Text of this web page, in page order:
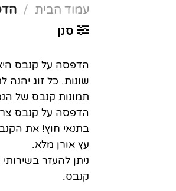
עמוד הבית /
סנן
הדפסה על קנבס
שונות. כל זוג
תמונות קנבס של
הדפסה על קנבס
בתנאי חוץ! את
עץ אורן מלא.
ניתן להעזר
קנבס.